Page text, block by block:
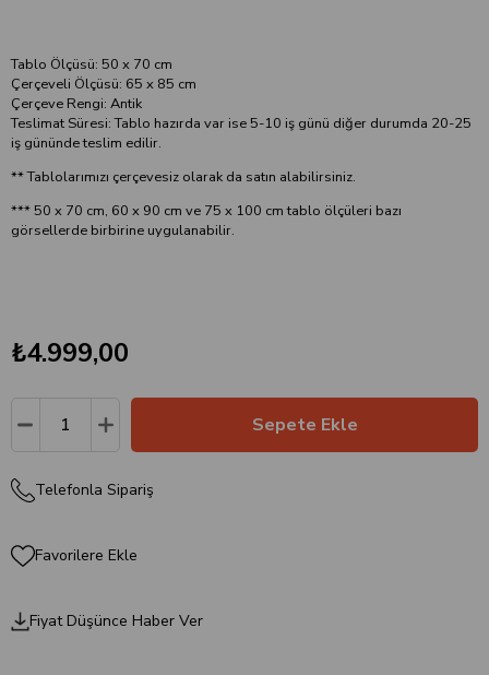
Tablo Ölçüsü: 50 x 70 cm
Çerçeveli Ölçüsü: 65 x 85 cm
Çerçeve Rengi: Antik
Teslimat Süresi: Tablo hazırda var ise 5-10 iş günü diğer durumda 20-25
iş gününde teslim edilir.
** Tablolarımızı çerçevesiz olarak da satın alabilirsiniz.
*** 50 x 70 cm, 60 x 90 cm ve 75 x 100 cm tablo ölçüleri bazı
görsellerde birbirine uygulanabilir.
₺4.999,00
Telefonla Sipariş
Favorilere Ekle
Fiyat Düşünce Haber Ver